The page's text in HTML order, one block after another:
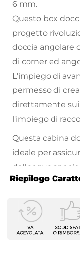
6 mm.
Questo box
progetto
doccia angolare
di corner ed
L'impiego di
permesso di
direttamente sui
l'impiego di
Questa cabina
ideale per
dall'acqua
Il sistema di
facilitare la
Riepilogo
Caratteristiche
Serie
Ebe